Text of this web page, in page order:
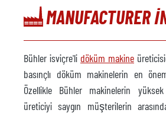
MANUFACTURER
Bühler isviçre'li döküm makine
basınçlı döküm makinelerin en
Özellikle Bühler makinelerin
üreticiyi saygın müşterilerin